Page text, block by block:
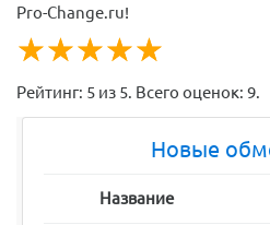
Pro-Change.ru!
☆☆☆☆☆
★★★★★
Рейтинг: 5 из 5. Всего оценок: 9.
Новые
Название